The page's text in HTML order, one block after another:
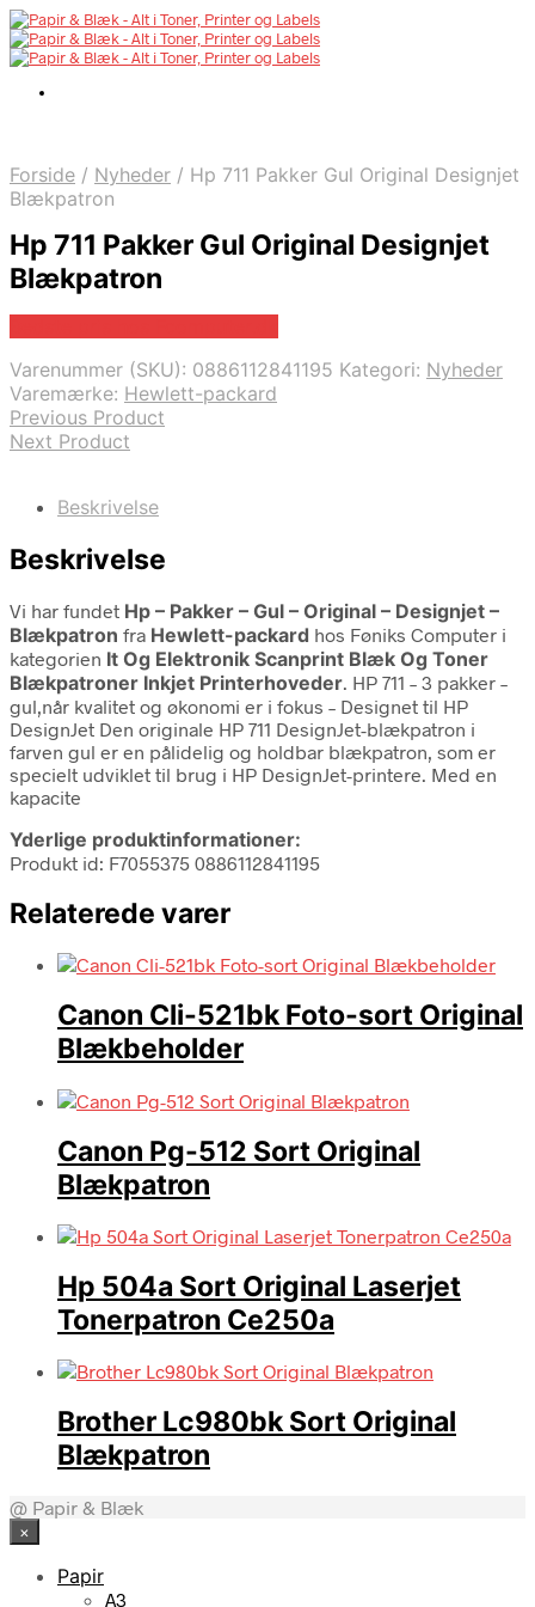
Forside / Nyheder / Hp 711 Pakker Gul Original Designjet
Blækpatron
Hp 711 Pakker Gul Original Designjet
Blækpatron
Varenummer (SKU): 0886112841195 Kategori: Nyheder
Varemærke: Hewlett-packard
Previous Product
Next Product
Beskrivelse
Beskrivelse
Vi har fundet Hp – Pakker – Gul – Original – Designjet –
Blækpatron fra Hewlett-packard hos Føniks Computer i
kategorien It Og Elektronik Scanprint Blæk Og Toner
Blækpatroner Inkjet Printerhoveder. HP 711 – 3 pakker –
gul,når kvalitet og økonomi er i fokus – Designet til HP
DesignJet Den originale HP 711 DesignJet-blækpatron i
farven gul er en pålidelig og holdbar blækpatron, som er
specielt udviklet til brug i HP DesignJet-printere. Med en
kapacite
Yderlige produktinformationer:
Produkt id: F7055375 0886112841195
Relaterede varer
Canon Cli-521bk Foto-sort Original
Blækbeholder
Canon Pg-512 Sort Original
Blækpatron
Hp 504a Sort Original Laserjet
Tonerpatron Ce250a
Brother Lc980bk Sort Original
Blækpatron
@ Papir & Blæk
×
Papir
A3